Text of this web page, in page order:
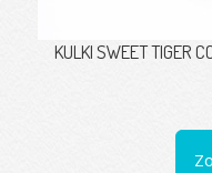
KULKI SWEET TIGER